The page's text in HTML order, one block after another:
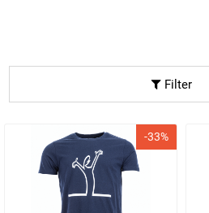
Filter
-33%